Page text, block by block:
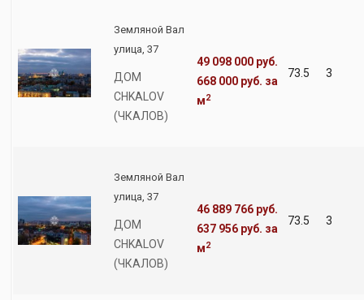
Земляной Вал
улица, 37
ДОМ
CHKALOV
(ЧКАЛОВ)
49 098 000 руб.
668 000 руб. за
м2
73.5 3
Земляной Вал
улица, 37
ДОМ
CHKALOV
(ЧКАЛОВ)
46 889 766 руб.
637 956 руб. за
м2
73.5 3